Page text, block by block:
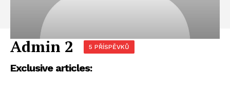
Admin 2 5 PŘÍSPĚVKŮ
Exclusive articles: